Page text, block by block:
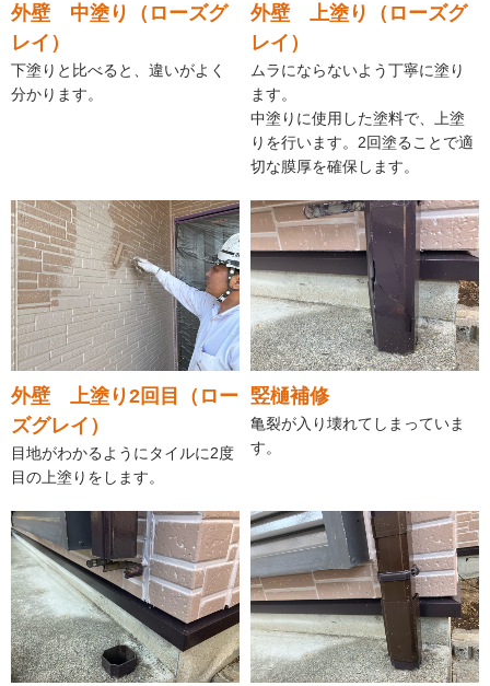
外壁 中塗り（ローズグ
レイ）
下塗りと比べると、違いがよく
分かります。
外壁 上塗り（ローズグ
レイ）
ムラにならないよう丁寧に塗り
ます。
中塗りに使用した塗料で、上塗
りを行います。2回塗ることで適
切な膜厚を確保します。
外壁 上塗り2回目（ロー
ズグレイ）
目地がわかるようにタイルに2度
目の上塗りをします。
竪樋補修
亀裂が入り壊れてしまっていま
す。